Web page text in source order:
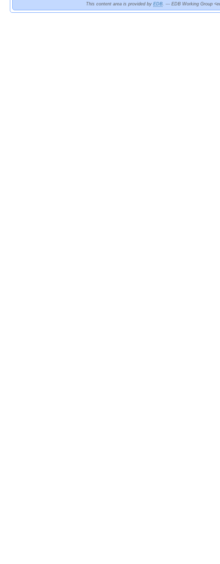
This content area is provided by EDB. --- EDB Working Group